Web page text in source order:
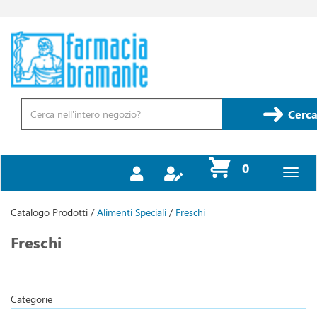
contenuto
principale
Farmacia
Bramante
Prodotto
0prodotti
inseriti
Catalogo Prodotti /Alimenti Speciali / Freschi
Freschi
Categorie